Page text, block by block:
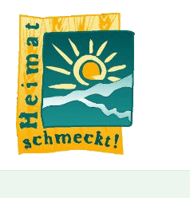
Inhalt
springen